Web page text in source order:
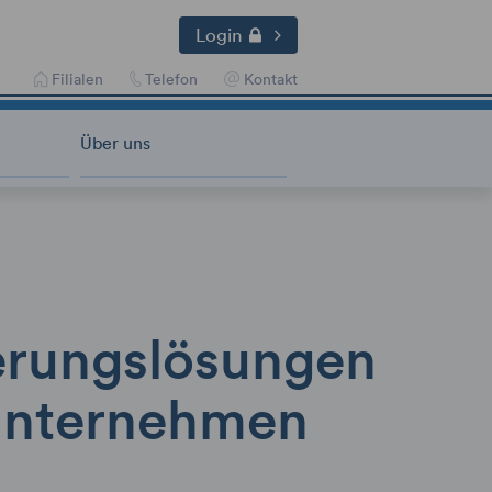
Login
Filialen Telefon Kontakt
Über uns